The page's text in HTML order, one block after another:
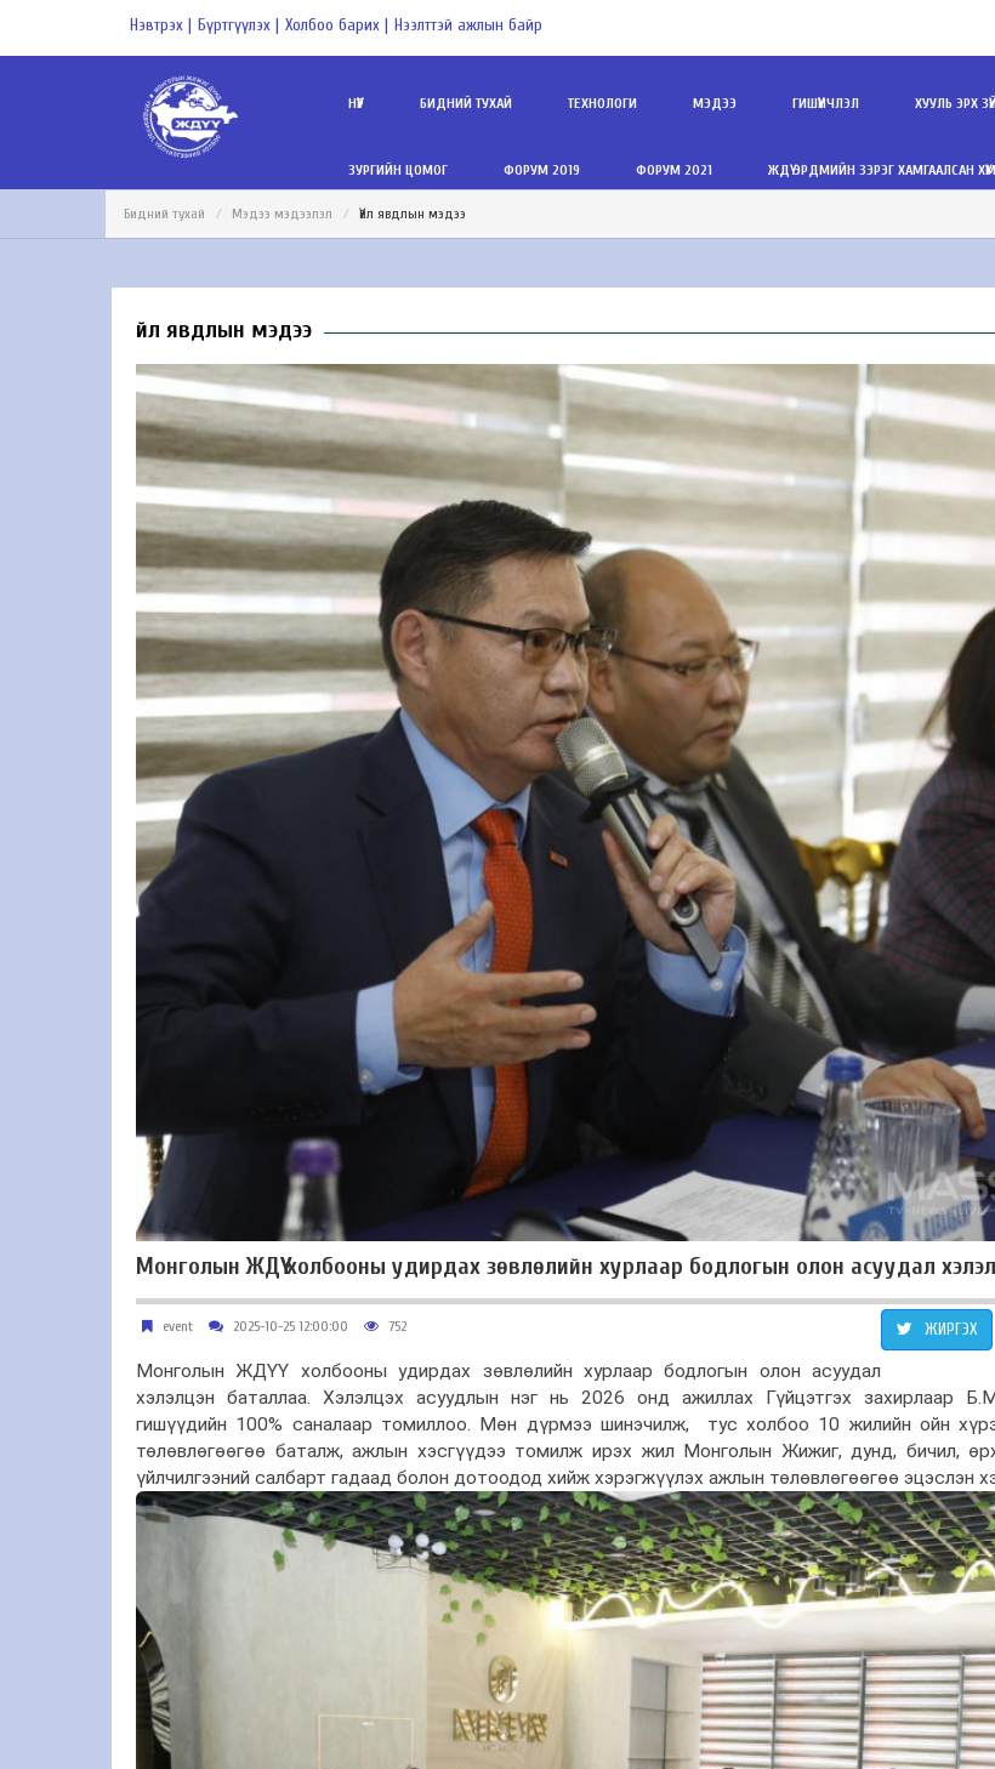
Нэвтрэх | Бүртгүүлэх | Холбоо барих | Нээлттэй ажлын байр
НҮҮР БИДНИЙ ТУХАЙ ТЕХНОЛОГИ МЭДЭЭ ГИШҮҮНЧЛЭЛ ХУУЛЬ ЭРХ
ЗУРГИЙН ЦОМОГ ФОРУМ 2019 ФОРУМ 2021 ЖДҮ ЭРДМИЙН ЗЭРЭГ ХАМГААЛСАН
Бидний тухай Мэдээ мэдээлэл Үйл явдлын мэдээ
Үйл явдлын мэдээ
Монголын ЖДҮҮ холбооны удирдах зөвлөлийн хурлаар бодлогын олон асуудал
event 2025-10-25 12:00:00 752 ЖИРГЭХ
Монголын ЖДҮҮ холбооны удирдах зөвлөлийн хурлаар бодлогын олон асуудал
хэлэлцэн баталлаа. Хэлэлцэх асуудлын нэг нь 2026 онд ажиллах Гүйцэтгэх захирлаар
гишүүдийн 100% саналаар томиллоо. Мөн дүрмээ шинэчилж, тус холбоо 10 жилийн ойн
төлөвлөгөөгөө баталж, ажлын хэсгүүдээ томилж ирэх жил Монголын Жижиг, дунд, бичил,
үйлчилгээний салбарт гадаад болон дотоодод хийж хэрэгжүүлэх ажлын төлөвлөгөөгөө эцэслэн